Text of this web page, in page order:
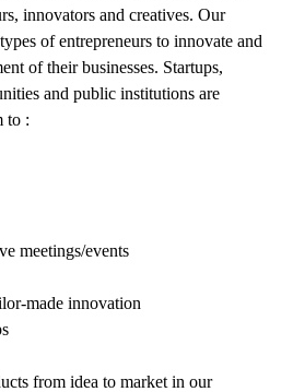
innovators and creatives. Our
of entrepreneurs to innovate and
of their businesses. Startups,
and public institutions are
to :
meetings/events
made innovation
from idea to market in our